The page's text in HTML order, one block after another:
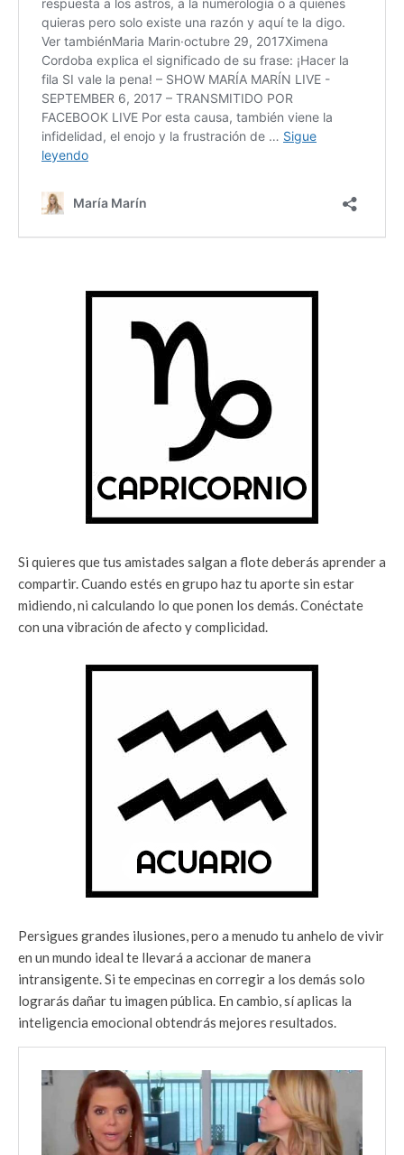
Si quieres que tus amistades salgan a flote deberás aprender a
compartir. Cuando estés en grupo haz tu aporte sin estar
midiendo, ni calculando lo que ponen los demás. Conéctate
con una vibración de afecto y complicidad.
Persigues grandes ilusiones, pero a menudo tu anhelo de vivir
en un mundo ideal te llevará a accionar de manera
intransigente. Si te empecinas en corregir a los demás solo
lograrás dañar tu imagen pública. En cambio, sí aplicas la
inteligencia emocional obtendrás mejores resultados.